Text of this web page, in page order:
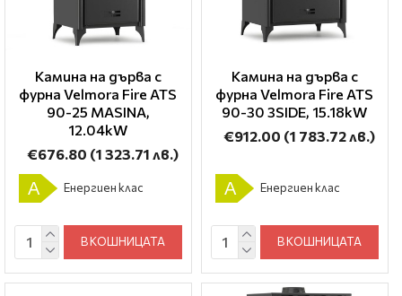
Камина на дърва с
фурна Velmora Fire ATS
90-25 ΜΑSΙΝΑ,
12.04kW
€676.80 (1 323.71 лв.)
A Енергиен клас
В КОШНИЦАТА
Камина на дърва с
фурна Velmora Fire ATS
90-30 3SIDE, 15.18kW
€912.00 (1 783.72 лв.)
A Енергиен клас
В КОШНИЦАТА